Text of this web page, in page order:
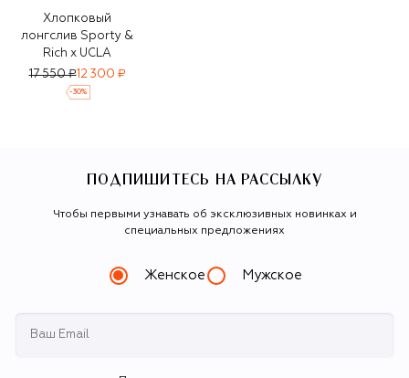
Хлопковый
лонгслив Sporty &
Rich x UCLA
17 550 ₽12 300 ₽
-30%
ПОДПИШИТЕСЬ НА РАССЫЛКУ
Чтобы первыми узнавать об эксклюзивных новинках и
специальных предложениях
Женское Мужское